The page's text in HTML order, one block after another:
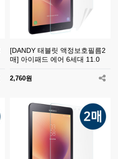
[DANDY 태블릿 액정보호필름2
매] 아이패드 에어 6세대 11.0
2,760원